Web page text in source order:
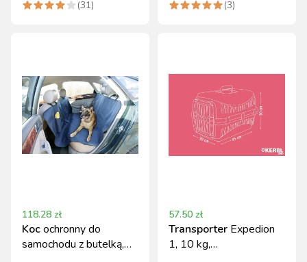
(31) (3)
118.28 zł
Kocochronny do
samochodu z butelką,
57.50 zł
Transporter Expedion
1, 10 kg,